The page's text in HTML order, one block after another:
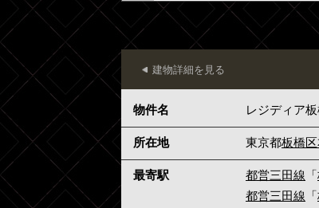
建物詳細を見る
物件名 レジディア
所在地 東京都板橋区
最寄駅 都営三田線 「
都営三田線 「